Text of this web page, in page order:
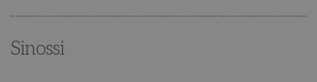
Sinossi